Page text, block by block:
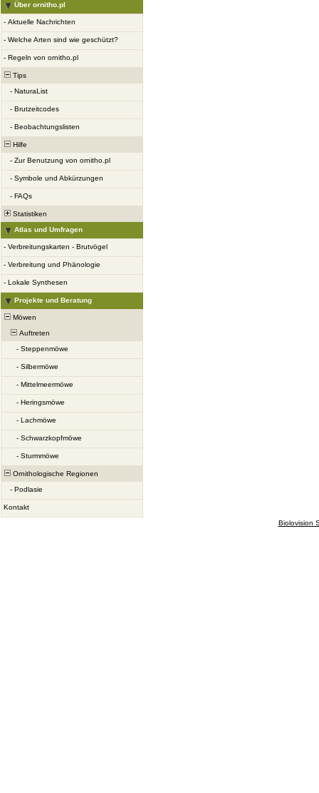
Über ornitho.pl
- Aktuelle Nachrichten
- Welche Arten sind wie geschützt?
- Regeln von ornitho.pl
Tips
- NaturaList
- Brutzeitcodes
- Beobachtungslisten
Hilfe
- Zur Benutzung von ornitho.pl
- Symbole und Abkürzungen
- FAQs
Statistiken
Atlas und Umfragen
- Verbreitungskarten - Brutvögel
- Verbreitung und Phänologie
- Lokale Synthesen
Projekte und Beratung
Möwen
Auftreten
- Steppenmöwe
- Silbermöwe
- Mittelmeermöwe
- Heringsmöwe
- Lachmöwe
- Schwarzkopfmöwe
- Sturmmöwe
Ornithologische Regionen
- Podlasie
Kontakt
Biolovision